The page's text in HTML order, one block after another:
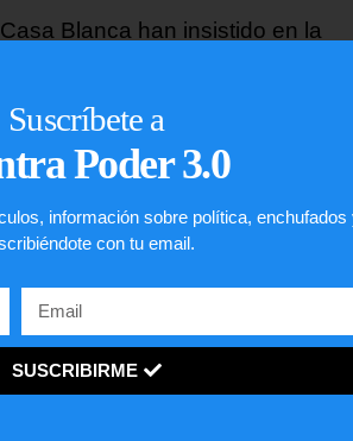
Blanca han insistido en la
control de armamentos», algo que
de sugerir la participación de
han abordado también el
con «la desnuclearización
pasado miércoles, tiene lugar
Suscríbete a
Poder 3.0
información sobre política, enchufados
con tu email.
SUSCRIBIRME